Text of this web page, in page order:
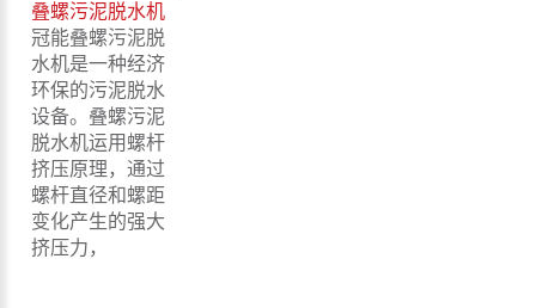
叠螺污泥脱水机
冠能叠螺污泥脱
水机是一种经济
环保的污泥脱水
设备。叠螺污泥
脱水机运用螺杆
挤压原理，通过
螺杆直径和螺距
变化产生的强大
挤压力，